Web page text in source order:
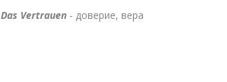
Das Vertrauen - доверие, вера